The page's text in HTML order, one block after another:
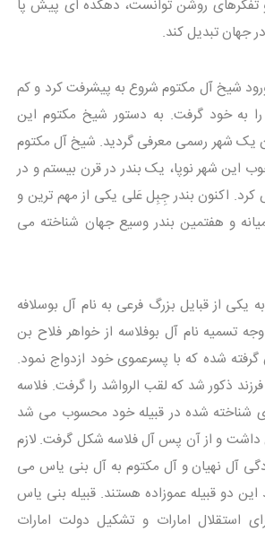
تفکرهای روشن توانست، دهکده ای پیش پا
جهان تبدیل کند.
شیخ آل مکتوم شروع به پیشرفت کرد و کم
به خود گرفت. به دستور شیخ مکتوم این
یک شهر رسمی معرفی گردید. شیخ آل مکتوم
این شهر نوپا، یک بندر در قرن بیستم و در
اکنون بندر جِبِل عَلی یکی از مهم ترین و
و هفتمین بندر وسیع جهان شناخته می
یکی از قبایل بزرگ فرعی به نام آل بوسلافه
تسمیه نام آل بوفلاسه از خواهر فلاح بن
گرفته شده که با پسرعموی خود ازدواج نمود.
ذکور شد که لقب الرواشد را گرفت. فلاسه
شناخته شده در قبیله خود محسوب می شد
و از آن پس آل فلاسه شکل گرفت. لازم
آل نهیان و آل مکتوم به آل بنی یاس می
دو قبیله عموزاده هستند. قبیله بنی یاس
استقلال امارات و تشکیل دولت امارات